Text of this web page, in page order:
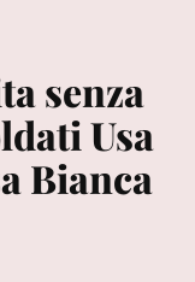
senza
Usa
Bianca